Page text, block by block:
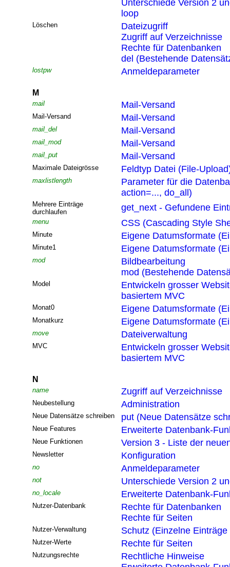
Unterschiede Version 2
loop
Löschen
Dateizugriff
Zugriff auf Verzeichnisse
Rechte für Datenbanken
del (Bestehende
lostpw Anmeldeparameter
M
mail Mail-Versand
Mail-Versand Mail-Versand
mail_del Mail-Versand
mail_mod Mail-Versand
mail_put Mail-Versand
Maximale Dateigrösse Feldtyp Datei (File-
maxlistlength
Parameter für die
action=..., do_all)
Mehrere Einträge
durchlaufen
get_next - Gefundene
menu CSS (Cascading Style
Minute Eigene Datumsformate
Minute1 Eigene Datumsformate
mod
Bildbearbeitung
mod (Bestehende
Model
Entwickeln grosser
basiertem MVC
Monat0 Eigene Datumsformate
Monatkurz Eigene Datumsformate
move Dateiverwaltung
MVC
Entwickeln grosser
basiertem MVC
N
name Zugriff auf Verzeichnisse
Neubestellung Administration
Neue Datensätze schreiben put (Neue Datensätze
Neue Features Erweiterte Datenbank-
Neue Funktionen Version 3 - Liste der
Newsletter Konfiguration
no Anmeldeparameter
not Unterschiede Version 2
no_locale Erweiterte Datenbank-
Nutzer-Datenbank
Rechte für Datenbanken
Rechte für Seiten
Nutzer-Verwaltung Schutz (Einzelne
Nutzer-Werte Rechte für Seiten
Nutzungsrechte
Rechtliche Hinweise